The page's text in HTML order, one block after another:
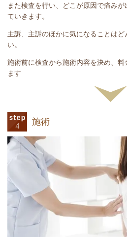
また検査を行い、どこが原因で痛み
ていきます。
主訴、主訴のほかに気になることは
い。
施術前に検査から施術内容を決め、
ます
施術